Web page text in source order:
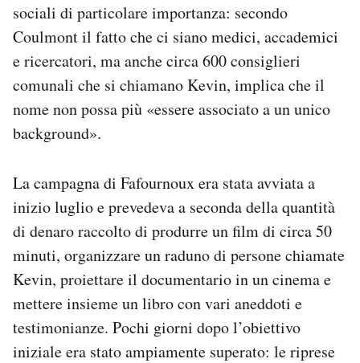
sociali di particolare importanza: secondo
Coulmont il fatto che ci siano medici, accademici
e ricercatori, ma anche circa 600 consiglieri
comunali che si chiamano Kevin, implica che il
nome non possa più «essere associato a un unico
background».
La campagna di Fafournoux era stata avviata a
inizio luglio e prevedeva a seconda della quantità
di denaro raccolto di produrre un film di circa 50
minuti, organizzare un raduno di persone chiamate
Kevin, proiettare il documentario in un cinema e
mettere insieme un libro con vari aneddoti e
testimonianze. Pochi giorni dopo l’obiettivo
iniziale era stato ampiamente superato: le riprese